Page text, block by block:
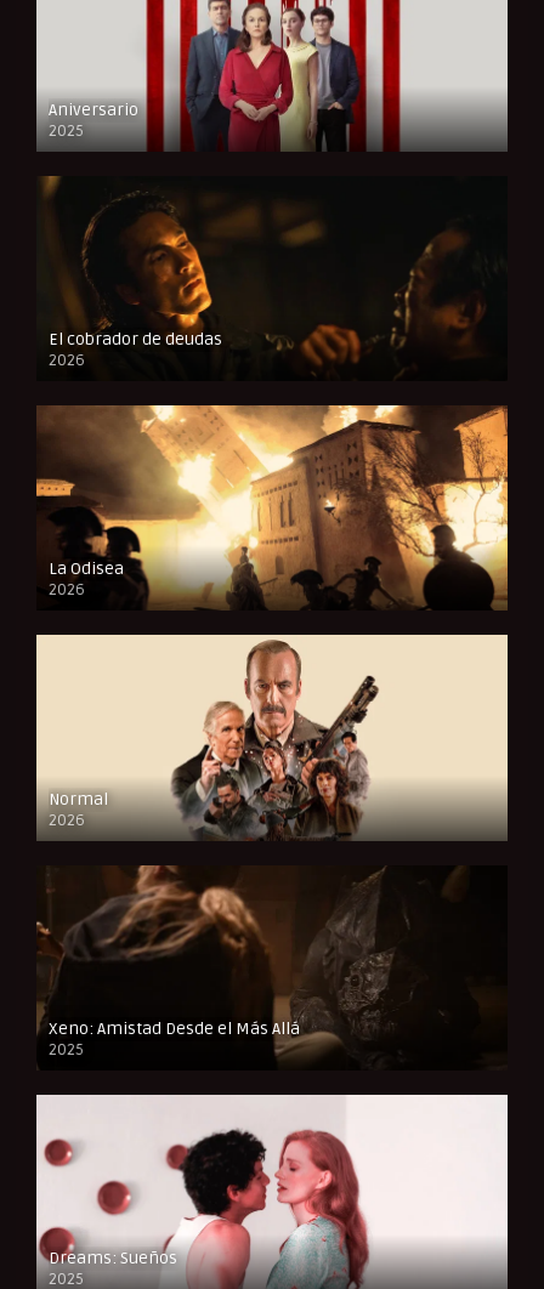
Aniversario
2025
FULL HD
El cobrador de deudas
2026
FULL HD
La Odisea
2026
CAM
Normal
2026
FULL HD
Xeno: Amistad Desde el Más Allá
2025
FULL HD
Dreams: Sueños
2025